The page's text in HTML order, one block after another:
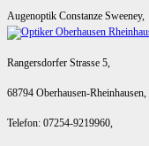
Augenoptik Constanze Sweeney,
Rangersdorfer Strasse 5,
68794 Oberhausen-Rheinhausen,
Telefon: 07254-9219960,